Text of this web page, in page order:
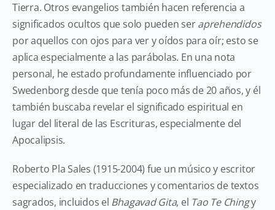
Tierra. Otros evangelios también hacen referencia a
significados ocultos que solo pueden seraprehendidos
por aquellos con ojos para ver y oídos para oír; esto se
aplica especialmente a las parábolas. En una nota
personal, he estado profundamente influenciado por
Swedenborg desde que tenía poco más de 20 años, y él
también buscaba revelar el significado espiritual en
lugar del literal de las Escrituras, especialmente del
Apocalipsis.
Roberto Pla Sales (1915-2004) fue un músico y escritor
especializado en traducciones y comentarios de textos
sagrados, incluidos el Bhagavad Gita, el Tao Te Chingy